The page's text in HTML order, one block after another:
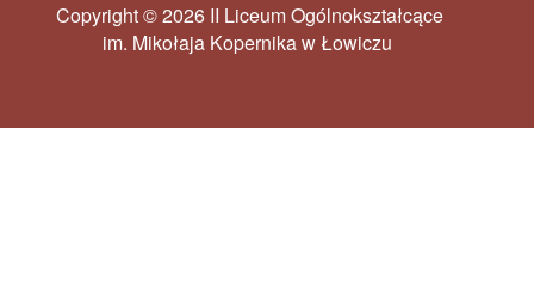
Copyright © 2026 II Liceum Ogólnokształcące
im. Mikołaja Kopernika w Łowiczu